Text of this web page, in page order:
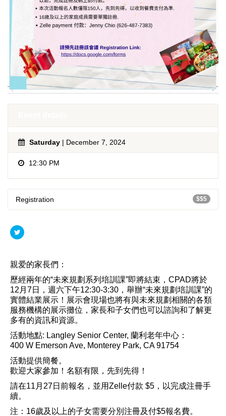
Saturday | December 7, 2024
12:30 PM
$$5
Registration
親爱的家長們：
歷經兩年的“未來規劃系列培訓課”即將結束，CPAD將於
12月7日，週六下午12:30-3:30，舉辦“未來規劃培訓 課”的
實體結業展示！展示會現場也將有與未來規劃相關的各類
服務機構的展示攤位，家長和子女們也可以諮詢和了解更
多有的資訊和資源。
活動地點: Langley Senior Center, 蘭利老年中心：
400 W Emerson Ave, Monterey Park, CA 91754
活動提供簡餐。
歡迎大家參加！名額有限，先到先得！
請在11月27日前報名，並用Zelle付款 $5，以完成注冊手
續。
注：16歲及以上的子女需要分別注冊及付$5報名費。